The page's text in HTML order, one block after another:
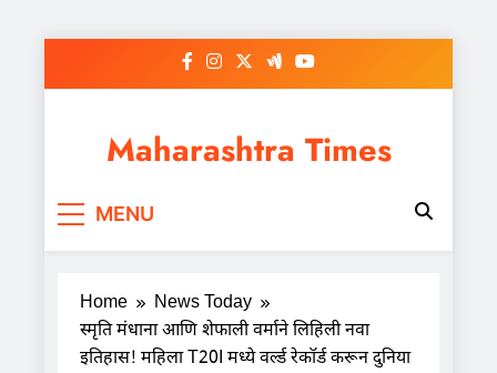
Maharashtra Times
MENU
Home
News Today
स्मृति मंधाना आणि शेफाली वर्माने लिहिली नवा
इतिहास! महिला T20I मध्ये वर्ल्ड रेकॉर्ड करून दुनिया